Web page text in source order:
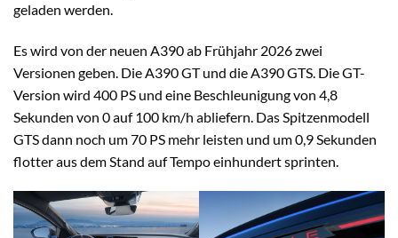
geladen werden.
Es wird von der neuen A390 ab Frühjahr 2026 zwei
Versionen geben. Die A390 GT und die A390 GTS. Die GT-
Version wird 400 PS und eine Beschleunigung von 4,8
Sekunden von 0 auf 100 km/h abliefern. Das Spitzenmodell
GTS dann noch um 70 PS mehr leisten und um 0,9 Sekunden
flotter aus dem Stand auf Tempo einhundert sprinten.